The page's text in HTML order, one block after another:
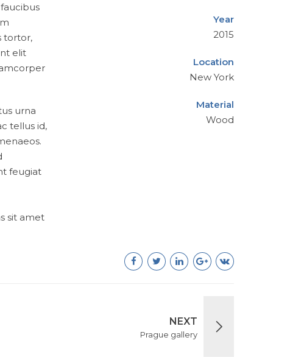
tortor,
elit
urna
tellus id,
feugiat
sit amet
Year
2015
Location
New York
Material
Wood
NEXT
Prague gallery